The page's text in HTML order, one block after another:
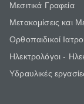
Μεσιτικά Γραφεία
Μετακομίσεις και
Ορθοπαιδικοί
Ηλεκτρολόγοι -
Υδραυλικές